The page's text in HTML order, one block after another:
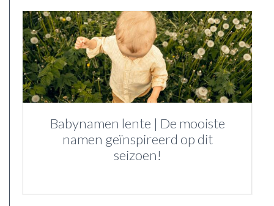
Babynamen lente | De mooiste
namen geïnspireerd op dit
seizoen!